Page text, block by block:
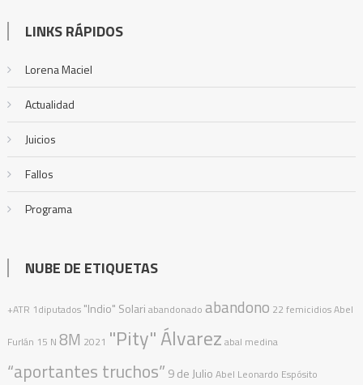
LINKS RÁPIDOS
Lorena Maciel
Actualidad
Juicios
Fallos
Programa
NUBE DE ETIQUETAS
+ATR 1diputados "Indio" Solari abandonado abandono 22 femicidiosAbel
Furlán 15 N 8M 2021 "Pity" Álvarez abal medina
“aportantes truchos” 9 de Julio Abel Leonardo Espósito